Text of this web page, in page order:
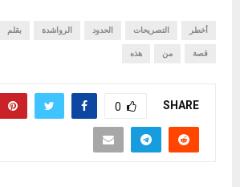
أخطر التصريحات الحدود الرواشدة بقلم
قصة من هذه
SHARE
0